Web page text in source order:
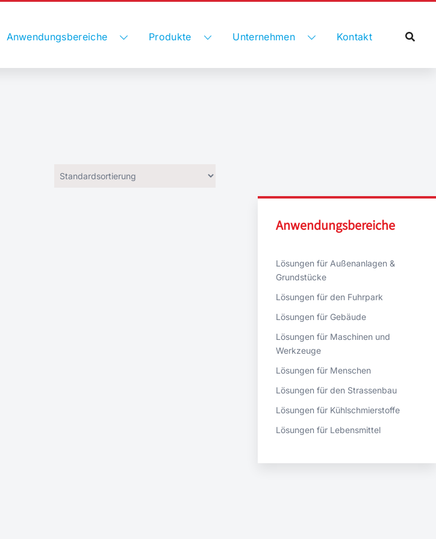
Anwendungsbereiche Produkte Unternehmen Kontakt
Anwendungsbereiche
Lösungen für Außenanlagen &
Grundstücke
Lösungen für den Fuhrpark
Lösungen für Gebäude
Lösungen für Maschinen und
Werkzeuge
Lösungen für Menschen
Lösungen für den Strassenbau
Lösungen für Kühlschmierstoffe
Lösungen für Lebensmittel